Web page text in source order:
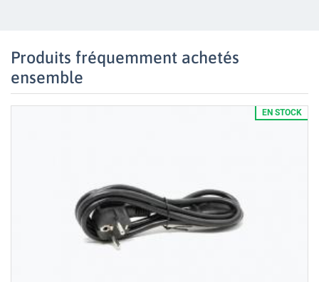
Produits fréquemment achetés
ensemble
EN STOCK